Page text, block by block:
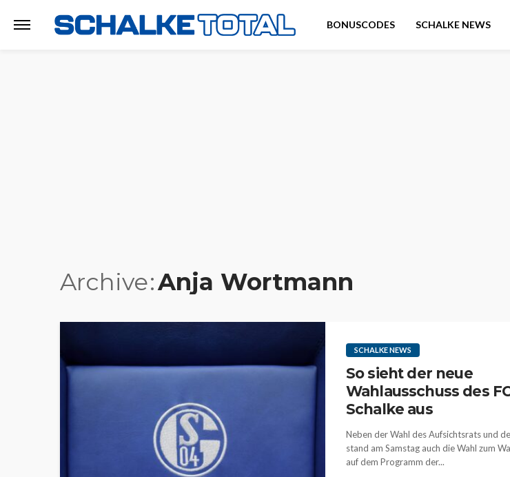
BONUSCODES SCHALKE NEWS
Archive Anja Wortmann
SCHALKE NEWS
So sieht der neue
Wahlausschuss des
Schalke aus
Neben der Wahl des Aufsichtsrats und
stand am Samstag auch die Wahl zum
auf dem Programm der...